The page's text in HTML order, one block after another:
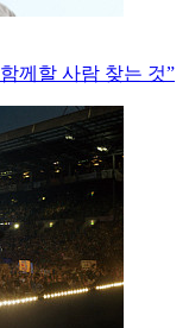
께할 사람 찾는 것”